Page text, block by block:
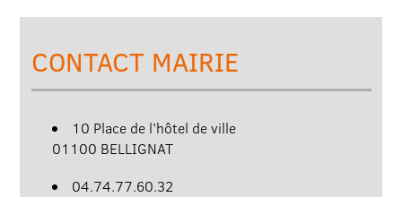
CONTACT MAIRIE
10 Place de l’hôtel de ville
01100 BELLIGNAT
04.74.77.60.32